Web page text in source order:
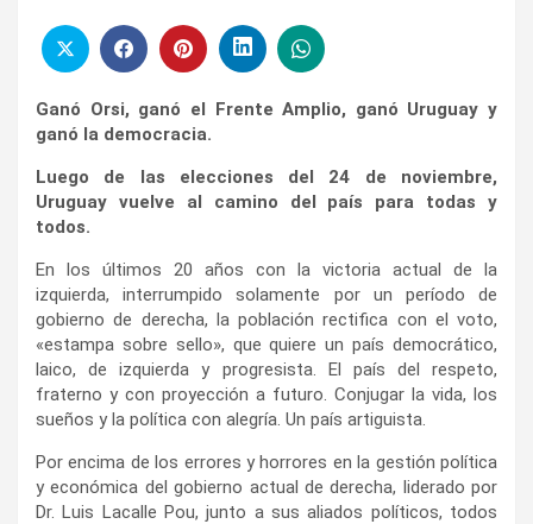
Ganó Orsi, ganó el Frente Amplio, ganó Uruguay y
ganó la democracia.
Luego de las elecciones del 24 de noviembre,
Uruguay vuelve al camino del país para todas y
todos.
En los últimos 20 años con la victoria actual de la
izquierda, interrumpido solamente por un período de
gobierno de derecha, la población rectifica con el voto,
«estampa sobre sello», que quiere un país democrático,
laico, de izquierda y progresista. El país del respeto,
fraterno y con proyección a futuro. Conjugar la vida, los
sueños y la política con alegría. Un país artiguista.
Por encima de los errores y horrores en la gestión política
y económica del gobierno actual de derecha, liderado por
Dr. Luis Lacalle Pou, junto a sus aliados políticos, todos